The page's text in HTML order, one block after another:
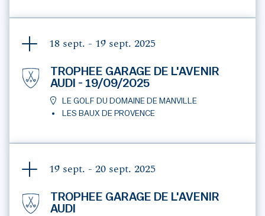
18 sept. - 19 sept. 2025
TROPHEE GARAGE DE L'AVENIR
AUDI - 19/09/2025
LE GOLF DU DOMAINE DE MANVILLE
LES BAUX DE PROVENCE
19 sept. - 20 sept. 2025
TROPHEE GARAGE DE L'AVENIR
AUDI